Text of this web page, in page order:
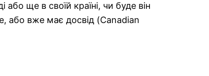
ще в своїй країні, чи буде він
або вже має досвід (Canadian